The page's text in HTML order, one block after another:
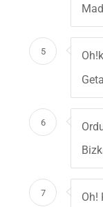
5
6
7
Oh!